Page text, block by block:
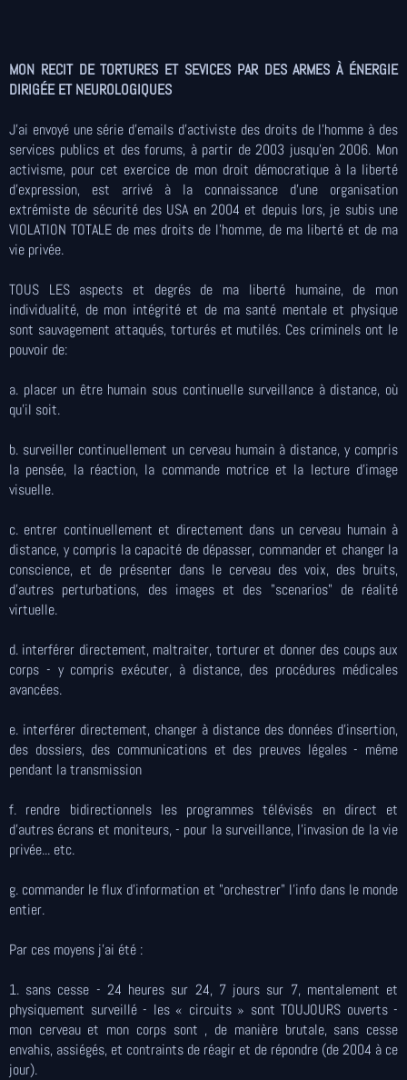
MON RECIT DE TORTURES ET SEVICES PAR DES ARMES À ÉNERGIE
DIRIGÉE ET NEUROLOGIQUES
J'ai envoyé une série d'emails d'activiste des droits de l'homme à des
services publics et des forums, à partir de 2003 jusqu'en 2006. Mon
activisme, pour cet exercice de mon droit démocratique à la liberté
d'expression, est arrivé à la connaissance d'une organisation
extrémiste de sécurité des USA en 2004 et depuis lors, je subis une
VIOLATION TOTALE de mes droits de l'homme, de ma liberté et de ma
vie privée.
TOUS LES aspects et degrés de ma liberté humaine, de mon
individualité, de mon intégrité et de ma santé mentale et physique
sont sauvagement attaqués, torturés et mutilés. Ces criminels ont le
pouvoir de:
a. placer un être humain sous continuelle surveillance à distance, où
qu'il soit.
b. surveiller continuellement un cerveau humain à distance, y compris
la pensée, la réaction, la commande motrice et la lecture d'image
visuelle.
c. entrer continuellement et directement dans un cerveau humain à
distance, y compris la capacité de dépasser, commander et changer la
conscience, et de présenter dans le cerveau des voix, des bruits,
d'autres perturbations, des images et des "scenarios" de réalité
virtuelle.
d. interférer directement, maltraiter, torturer et donner des coups aux
corps - y compris exécuter, à distance, des procédures médicales
avancées.
e. interférer directement, changer à distance des données d'insertion,
des dossiers, des communications et des preuves légales - même
pendant la transmission
f. rendre bidirectionnels les programmes télévisés en direct et
d'autres écrans et moniteurs, - pour la surveillance, l'invasion de la vie
privée... etc.
g. commander le flux d'information et "orchestrer" l'info dans le monde
entier.
Par ces moyens j'ai été :
1. sans cesse - 24 heures sur 24, 7 jours sur 7, mentalement et
physiquement surveillé - les « circuits » sont TOUJOURS ouverts -
mon cerveau et mon corps sont , de manière brutale, sans cesse
envahis, assiégés, et contraints de réagir et de répondre (de 2004 à ce
jour).